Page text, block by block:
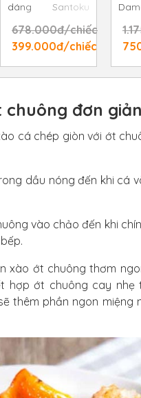
dáng Santoku
Hollow - Chef
Studio 17.7 cm
678.000đ/chiếc
399.000đ/chiếc
chuông đơn giản
cá chép giòn với ớt
dầu nóng đến khi cá
vào chảo đến khi
xào ớt chuông thơm
hợp ớt chuông cay nhẹ
thêm phần ngon miệng